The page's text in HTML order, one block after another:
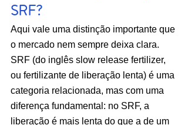
SRF?
Aqui vale uma distinção importante que
o mercado nem sempre deixa clara.
SRF (do inglês slow release fertilizer,
ou fertilizante de liberação lenta) é uma
categoria relacionada, mas com uma
diferença fundamental: no SRF, a
liberação é mais lenta do que a de um